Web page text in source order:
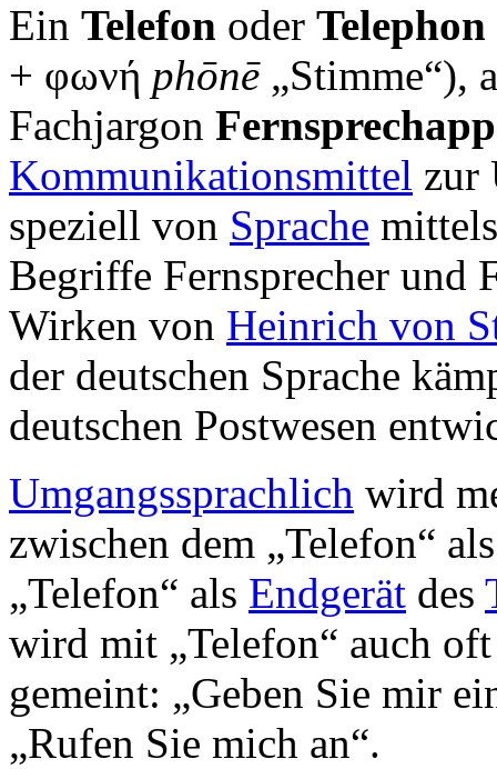
Ein Telefon oder Telephon
+ φωνή phōnē„Stimme“),
Fachjargon
Kommunikationsmittel zur
speziell von Sprache
Begriffe Fernsprecher und
Wirken von Heinrich von
der deutschen Sprache
deutschen Postwesen
Umgangssprachlich wird
zwischen dem „Telefon“
„Telefon“ als Endgerät des
wird mit „Telefon“ auch
gemeint: „Geben Sie mir
„Rufen Sie mich an“.